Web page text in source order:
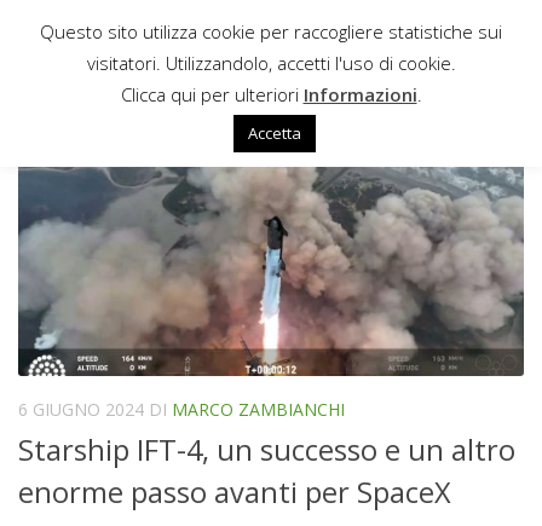
Sotto il contenuto
AMMARAGGIO
6 GIUGNO 2024 DI MARCO ZAMBIANCHI
Starship IFT-4, un successo e un altro
enorme passo avanti per SpaceX
Questo sito utilizza cookie per raccogliere statistiche sui
visitatori. Utilizzandolo, accetti l'uso di cookie.
Clicca qui per ulteriori Informazioni
Accetta